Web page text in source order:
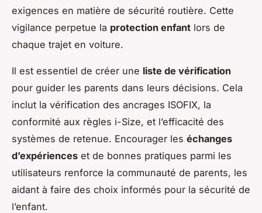
exigences en matière de sécurité routière. Cette
vigilance perpetue la protection enfant lors de
chaque trajet en voiture.
Il est essentiel de créer une liste de vérification
pour guider les parents dans leurs décisions. Cela
inclut la vérification des ancrages ISOFIX, la
conformité aux règles i-Size, et l’efficacité des
systèmes de retenue. Encourager les échanges
d’expériences et de bonnes pratiques parmi les
utilisateurs renforce la communauté de parents, les
aidant à faire des choix informés pour la sécurité de
l’enfant.